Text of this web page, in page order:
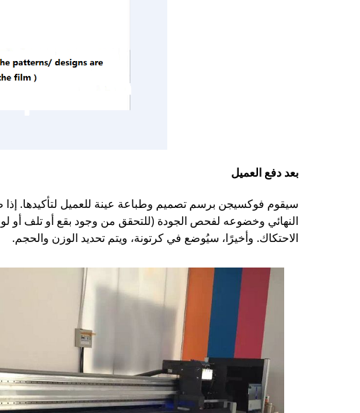
بعد دفع العميل
سيقوم فوكسيجن برسم تصميم وطباعة عينة للعميل لتأكيدها.
النهائي وخضوعه لفحص الجودة (للتحقق من وجود بقع أو تلف أو
الاحتكاك. وأخيرًا، سيُوضع في كرتونة، ويتم تحديد الوزن والحجم.